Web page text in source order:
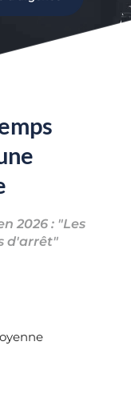
2026 : "Les
d'arrêt"